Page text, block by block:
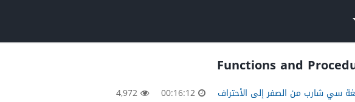
سي شارب من الصفر إلى الأحتراف